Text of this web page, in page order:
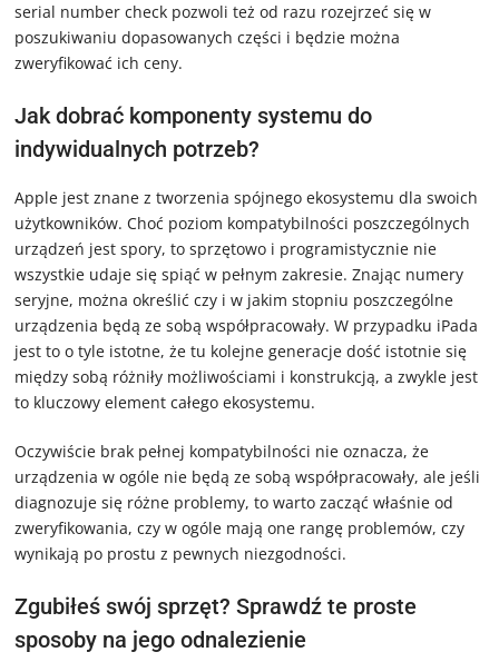
serial number check pozwoli też od razu rozejrzeć się w
poszukiwaniu dopasowanych części i będzie można
zweryfikować ich ceny.
Jak dobrać komponenty systemu do
indywidualnych potrzeb?
Apple jest znane z tworzenia spójnego ekosystemu dla swoich
użytkowników. Choć poziom kompatybilności poszczególnych
urządzeń jest spory, to sprzętowo i programistycznie nie
wszystkie udaje się spiąć w pełnym zakresie. Znając numery
seryjne, można określić czy i w jakim stopniu poszczególne
urządzenia będą ze sobą współpracowały. W przypadku iPada
jest to o tyle istotne, że tu kolejne generacje dość istotnie się
między sobą różniły możliwościami i konstrukcją, a zwykle jest
to kluczowy element całego ekosystemu.
Oczywiście brak pełnej kompatybilności nie oznacza, że
urządzenia w ogóle nie będą ze sobą współpracowały, ale jeśli
diagnozuje się różne problemy, to warto zacząć właśnie od
zweryfikowania, czy w ogóle mają one rangę problemów, czy
wynikają po prostu z pewnych niezgodności.
Zgubiłeś swój sprzęt? Sprawdź te proste
sposoby na jego odnalezienie